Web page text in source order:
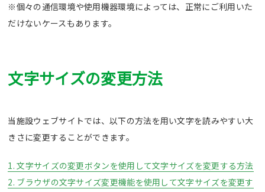
※個々の通信環境や使用機器環境によっては、正常にご利用いた
だけないケースもあります。
文字サイズの変更方法
当施設ウェブサイトでは、以下の方法を用い文字を読みやすい大
きさに変更することができます。
1. 文字サイズの変更ボタンを使用して文字サイズを変更する方法
2. ブラウザの文字サイズ変更機能を使用して文字サイズを変更す